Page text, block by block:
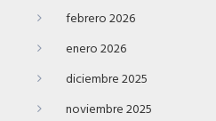
febrero 2026
enero 2026
diciembre 2025
noviembre 2025